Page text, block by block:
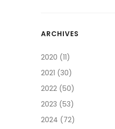
ARCHIVES
2020 (11)
2021 (30)
2022 (50)
2023 (53)
2024 (72)